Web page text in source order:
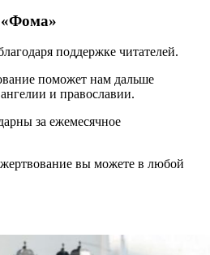
поддержке читателей.
поможет нам дальше
и православии.
за ежемесячное
вы можете в любой